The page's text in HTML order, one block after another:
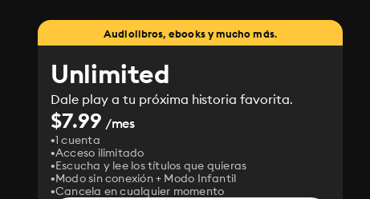
Audiolibros, ebooks y mucho más.
Unlimited
Dale play a tu próxima historia favorita.
$7.99 /mes
1 cuenta
Acceso ilimitado
Escucha y lee los títulos que quieras
Modo sin conexión + Modo Infantil
Cancela en cualquier momento